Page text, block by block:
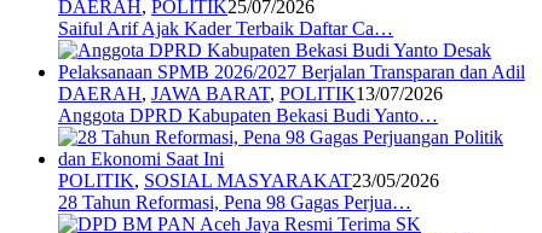
DAERAH, POLITIK25/07/2026
Saiful Arif Ajak Kader Terbaik Daftar Ca…
DAERAH, JAWA BARAT, POLITIK13/07/2026
Anggota DPRD Kabupaten Bekasi Budi Yanto…
POLITIK, SOSIAL MASYARAKAT23/05/2026
28 Tahun Reformasi, Pena 98 Gagas Perjua…